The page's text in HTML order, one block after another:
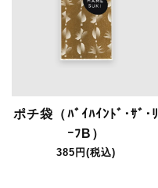
ポチ袋（ﾊﾞｲﾊｲﾝﾄﾞ･ｻﾞ･ﾘ
ｰﾌB）
385円(税込)